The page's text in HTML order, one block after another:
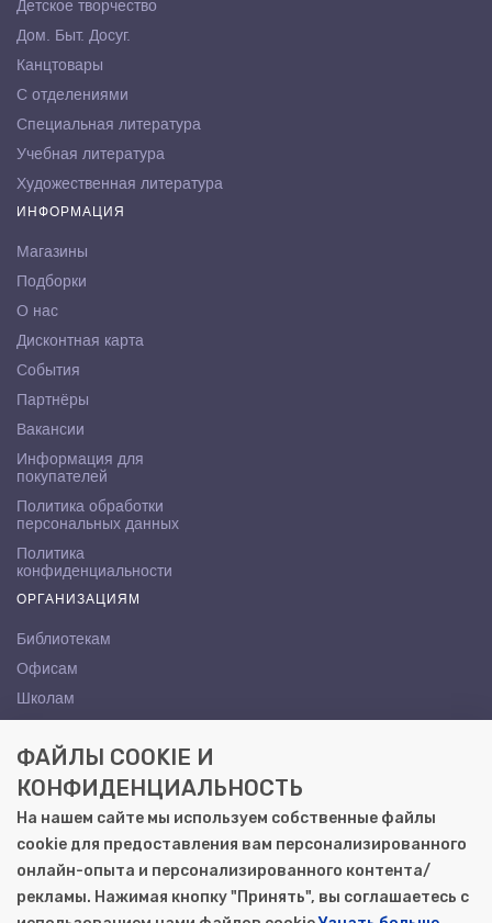
Детское творчество
Дом. Быт. Досуг.
Канцтовары
С отделениями
Специальная литература
Учебная литература
Художественная литература
ИНФОРМАЦИЯ
Магазины
Подборки
О нас
Дисконтная карта
События
Партнёры
Вакансии
Информация для
покупателей
Политика обработки
персональных данных
Политика
конфиденциальности
ОРГАНИЗАЦИЯМ
Библиотекам
Офисам
Школам
КОНТАКТЫ
Саратов, ул. Осипова, 10А
+7 (8452) 72-65-65
gemera@moya-kniga.ru
ФАЙЛЫ COOKIE И
КОНФИДЕНЦИАЛЬНОСТЬ
На нашем сайте мы используем собственные файлы
cookie для предоставления вам персонализированного
онлайн-опыта и персонализированного контента/
рекламы. Нажимая кнопку "Принять", вы соглашаетесь с